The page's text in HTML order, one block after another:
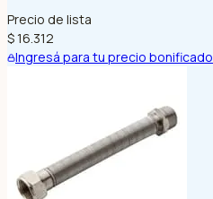
Precio de lista
$ 16.312
Ingresá para tu precio bonificado